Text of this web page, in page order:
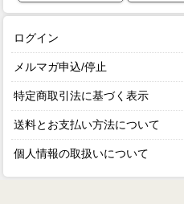
ログイン
メルマガ申込/停止
特定商取引法に基づく表示
送料とお支払い方法について
個人情報の取扱いについて